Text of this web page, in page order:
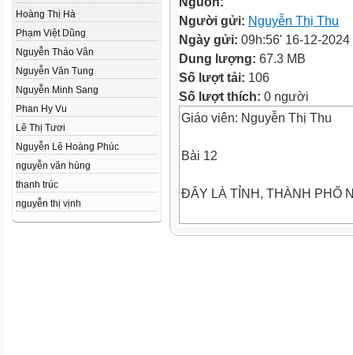
Hoàng Thị Hà
Phạm Việt Dũng
Nguyễn Thảo Vân
Nguyễn Văn Tung
Nguyễn Minh Sang
Phan Hy Vu
Lê Thị Tươi
Nguyễn Lê Hoàng Phúc
nguyễn văn hùng
thanh trúc
nguyễn thị vịnh
Người gửi: Nguyễn Thị Thu
Ngày gửi: 09h:56' 16-12-2024
Dung lượng: 67.3 MB
Số lượt tải: 106
Số lượt thích: 0 người
Giáo viên: Nguyễn Thị Thu
Bài 12
ĐÂY LÀ TỈNH, THÀNH PHỐ